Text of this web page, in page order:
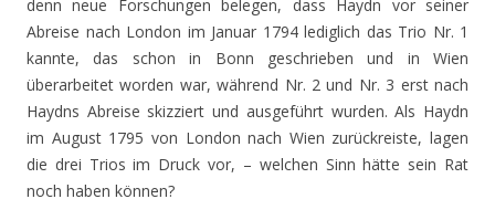
denn neue Forschungen belegen, dass Haydn vor seiner
Abreise nach London im Januar 1794 lediglich das Trio Nr. 1
kannte, das schon in Bonn geschrieben und in Wien
überarbeitet worden war, während Nr. 2 und Nr. 3 erst nach
Haydns Abreise skizziert und ausgeführt wurden. Als Haydn
im August 1795 von London nach Wien zurückreiste, lagen
die drei Trios im Druck vor, – welchen Sinn hätte sein Rat
noch haben können?